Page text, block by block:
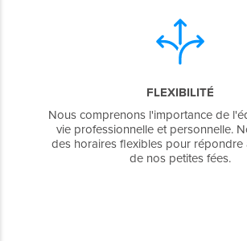
FLEXIBILITÉ
Nous comprenons l'importance de
vie professionnelle et personnelle.
des horaires flexibles pour répondre
de nos petites fées.